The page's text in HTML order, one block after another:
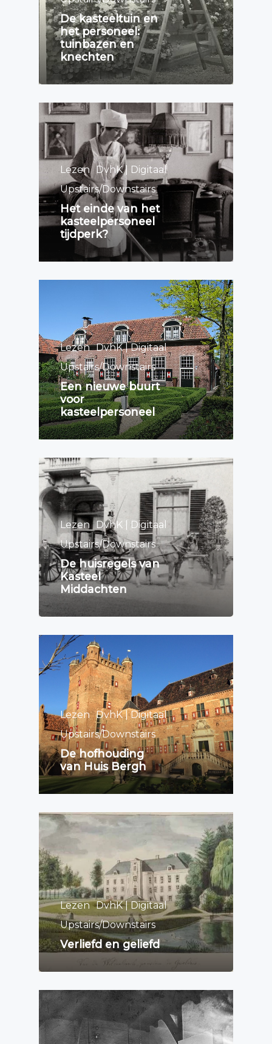
De kasteeltuin en
het personeel:
tuinbazen en
knechten
Lezen DvhK | Digitaal
Upstairs/Downstairs
Het einde van het
kasteelpersoneel
tijdperk?
Lezen DvhK | Digitaal
Upstairs/Downstairs
Een nieuwe buurt
voor
kasteelpersoneel
Lezen DvhK | Digitaal
Upstairs/Downstairs
De huisregels van
Kasteel
Middachten
Lezen DvhK | Digitaal
Upstairs/Downstairs
De hofhouding
van Huis Bergh
Lezen DvhK | Digitaal
Upstairs/Downstairs
Verliefd en geliefd